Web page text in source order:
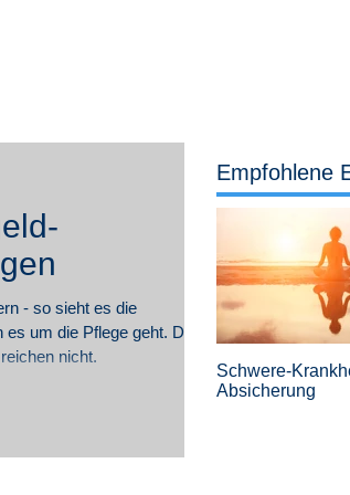
- so sieht es die
um die Pflege geht. Die
nicht.
Empfohlene
Schwere-
Absicherung